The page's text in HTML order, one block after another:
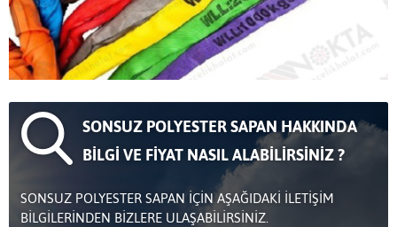
SONSUZ POLYESTER SAPAN HAKKINDA
BİLGİ VE FİYAT NASIL ALABİLİRSİNİZ ?
SONSUZ POLYESTER SAPAN İÇİN AŞAĞIDAKİ İLETİŞİM
BİLGİLERİNDEN BİZLERE ULAŞABİLİRSİNİZ.